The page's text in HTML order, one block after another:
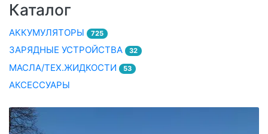
Каталог
АККУМУЛЯТОРЫ 725
ЗАРЯДНЫЕ УСТРОЙСТВА 32
МАСЛА/ТЕХ.ЖИДКОСТИ 53
АКСЕССУАРЫ